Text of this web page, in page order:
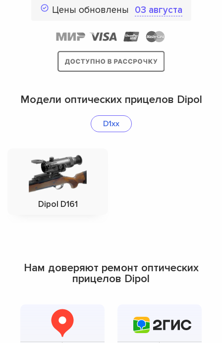
Цены обновлены 03 августа
Модели оптических прицелов Dipol
D1xx
Dipol D161
Нам доверяют ремонт оптических
прицелов Dipol